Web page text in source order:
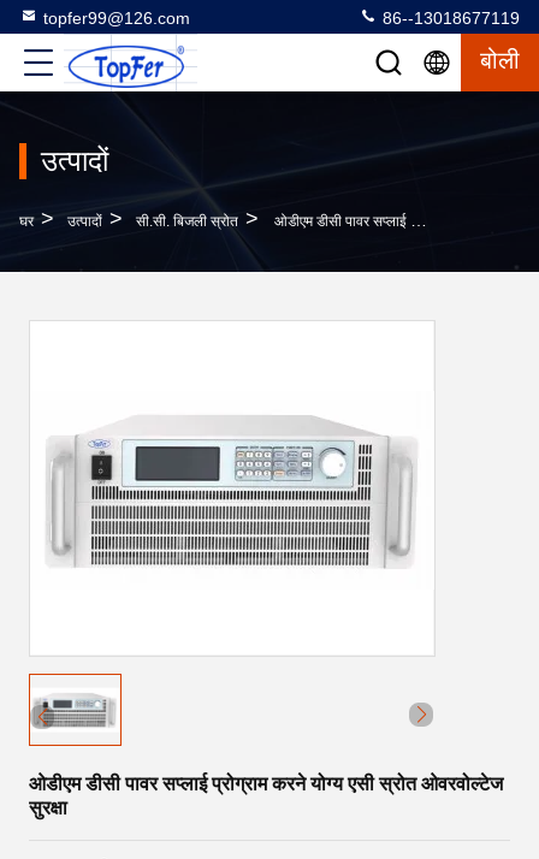
topfer99@126.com 86--13018677119
बोली
उत्पादों
घर > उत्पादों > सी.सी. बिजली स्रोत > ओडीएम डीसी पावर सप्लाई प्रोग्राम करने योग्य एसी स्रोत ओवरवोल्टेज सुरक्षा
ओडीएम डीसी पावर सप्लाई प्रोग्राम करने योग्य एसी स्रोत ओवरवोल्टेज
सुरक्षा